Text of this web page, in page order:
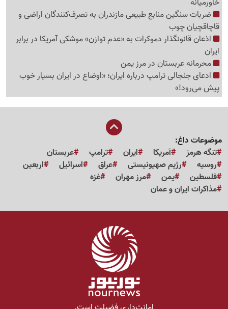
خاورمیانه
ضربات سنگین منابع طبیعی مازندران به تصرف‌کنندگان اراضی و
قاچاقچیان چوب
اذعان قانونگذار دموکرات به «عدم توازن» موشکی آمریکا در برابر
ایران
محرمانه عربستان در مرز یمن
ادعای جنجالی ترامپ درباره ایران؛ «اوضاع در ایران بسیار خوب
پیش می‌رود!»
موضوعات داغ:
تنگه هرمز
آمریکا ایران ترامپ
عربستان
روسیه
رژیم صهیونیستی عراق اسرائیل
اربعین
فلسطین
یمن مرز مهران
غزه
مذاکرات ایران و عمان